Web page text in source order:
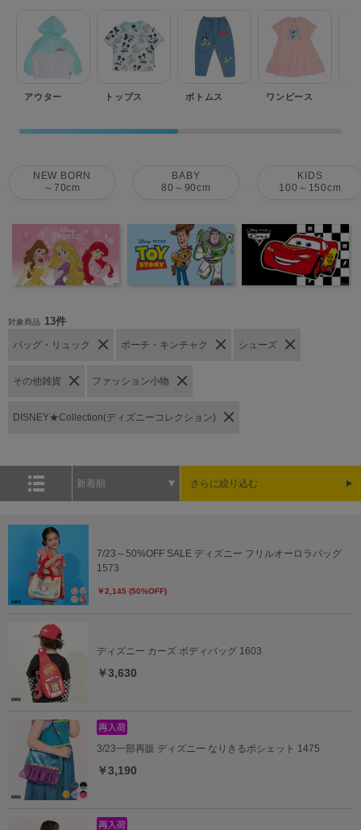
アウター トップス ボトムス ワンピース
NEW BORN
～70cm
BABY
80～90cm
KIDS
100～150cm
対象商品 13件
バッグ・リュック ポーチ・キンチャク シューズ
その他雑貨 ファッション小物
DISNEY★Collection(ディズニーコレクション)
新着順 さらに絞り込む
7/23～50%OFF SALE ディズニー フリルオーロラバッグ
1573
￥2,145 (50%OFF)
ディズニー カーズ ボディバッグ 1603
￥3,630
3/23一部再販 ディズニー なりきるポシェット 1475
￥3,190